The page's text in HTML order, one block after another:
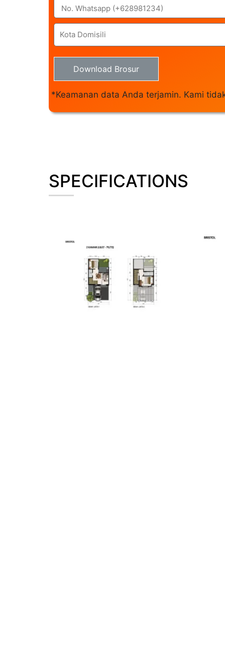
Download Brosur
*Keamanan data Anda terjamin. Kami
SPECIFICATIONS